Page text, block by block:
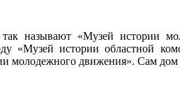
называют «Музей истории
«Музей истории областной
молодежного движения». Сам